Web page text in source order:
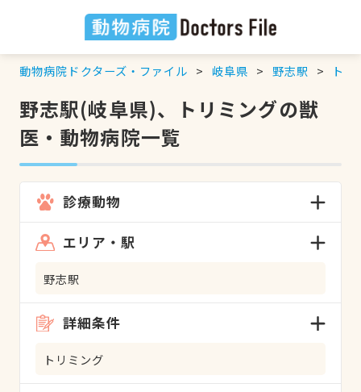
動物病院ドクターズ・ファイル 岐阜県 野志駅 ト
野志駅(岐阜県)、トリミングの獣
医・動物病院一覧
診療動物
エリア・駅
野志駅
詳細条件
トリミング